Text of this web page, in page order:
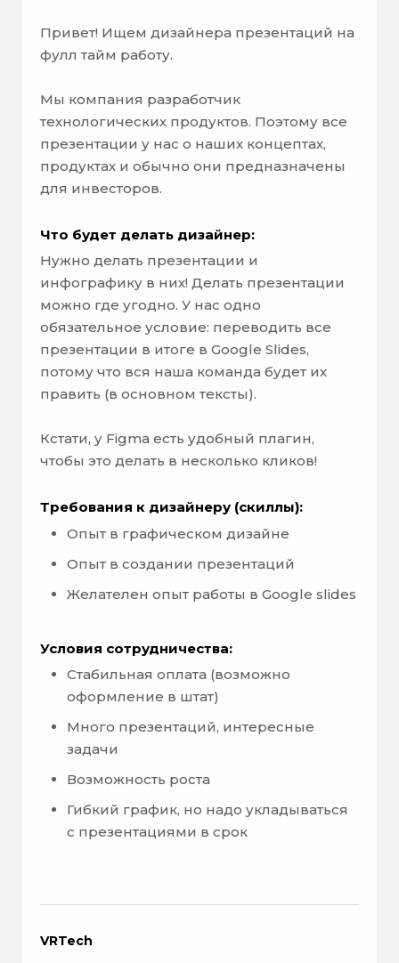
Привет! Ищем дизайнера презентаций на
фулл тайм работу.
Мы компания разработчик
технологических продуктов. Поэтому все
презентации у нас о наших концептах,
продуктах и обычно они предназначены
для инвесторов.
Что будет делать дизайнер:
Нужно делать презентации и
инфографику в них! Делать презентации
можно где угодно. У нас одно
обязательное условие: переводить все
презентации в итоге в Google Slides,
потому что вся наша команда будет их
править (в основном тексты).
Кстати, у Figma есть удобный плагин,
чтобы это делать в несколько кликов!
Требования к дизайнеру (скиллы):
Опыт в графическом дизайне
Опыт в создании презентаций
Желателен опыт работы в Google slides
Условия сотрудничества:
Стабильная оплата (возможно
оформление в штат)
Много презентаций, интересные
задачи
Возможность роста
Гибкий график, но надо укладываться
с презентациями в срок
VRTech